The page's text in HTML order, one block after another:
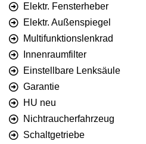
Elektr. Fensterheber
Elektr. Außenspiegel
Multifunktionslenkrad
Innenraumfilter
Einstellbare Lenksäule
Garantie
HU neu
Nichtraucherfahrzeug
Schaltgetriebe